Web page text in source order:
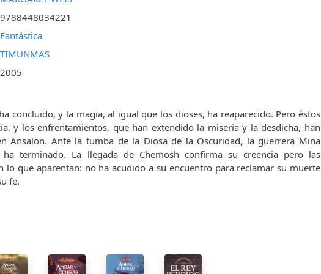
9788448034221
Fantástica
TIMUNMAS
2005
concluido, y la magia, al igual que los dioses, ha reaparecido. Pero éstos
y los enfrentamientos, que han extendido la miseria y la desdicha, han
Ansalon. Ante la tumba de la Diosa de la Oscuridad, la guerrera Mina
terminado. La llegada de Chemosh confirma su creencia pero las
lo que aparentan: no ha acudido a su encuentro para reclamar su muerte
fe.